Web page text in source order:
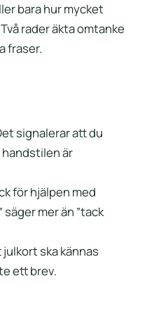
bara hur mycket
rader äkta omtanke
fraser.
signalerar att du
är
för hjälpen med
mer än ”tack
ska kännas
ett brev.